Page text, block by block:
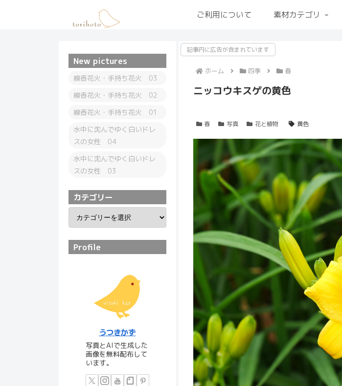
ご利用について 素材カテゴリ
記事内に広告が含まれています
ホーム 四季 春
ニッコウキスゲの黄色
春 写真 花と植物 黄色
New pictures
線香花火・手持ち花火 03
線香花火・手持ち花火 02
線香花火・手持ち花火 01
水中に沈んでゆく白いドレ
スの女性 04
水中に沈んでゆく白いドレ
スの女性 03
カテゴリー
Profile
うつきかず
写真とAIで生成した
画像を無料配布して
います。